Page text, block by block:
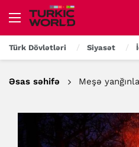
Türk Dövlətləri Siyasət
Əsas səhifə Meşə